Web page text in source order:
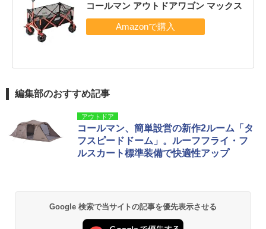
コールマン アウトドアワゴン マックス
編集部のおすすめ記事
アウトドア
コールマン、簡単設営の新作2ルーム「タ
フスピードドーム」。ルーフフライ・フ
ルスカート標準装備で快適性アップ
Google 検索で当サイトの記事を優先表示させる